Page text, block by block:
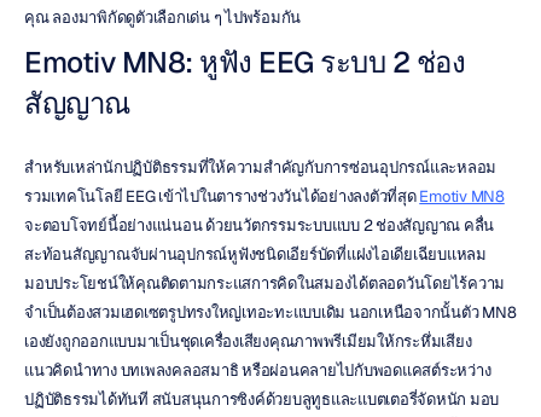
คุณ ลองมาพิกัดดูตัวเลือกเด่น ๆ ไปพร้อมกัน
Emotiv MN8: หูฟัง EEG ระบบ 2 ช่อง
สัญญาณ
สำหรับเหล่านักปฏิบัติธรรมที่ให้ความสำคัญกับการซ่อนอุปกรณ์และหลอม
รวมเทคโนโลยี EEG เข้าไปในตารางช่วงวันได้อย่างลงตัวที่สุด Emotiv MN8
จะตอบโจทย์นี้อย่างแน่นอน ด้วยนวัตกรรมระบบแบบ 2 ช่องสัญญาณ คลื่น
สะท้อนสัญญาณจับผ่านอุปกรณ์หูฟังชนิดเอียร์บัดที่แฝงไอเดียเฉียบแหลม
มอบประโยชน์ให้คุณติดตามกระแสการคิดในสมองได้ตลอดวันโดยไร้ความ
จำเป็นต้องสวมเฮดเซตรูปทรงใหญ่เทอะทะแบบเดิม นอกเหนือจากนั้นตัว MN8
เองยังถูกออกแบบมาเป็นชุดเครื่องเสียงคุณภาพพรีเมียมให้กระหึ่มเสียง
แนวคิดนำทาง บทเพลงคลอสมาธิ หรือผ่อนคลายไปกับพอดแคสต์ระหว่าง
ปฏิบัติธรรมได้ทันที สนับสนุนการซิงค์ด้วยบลูทูธและแบตเตอรี่จัดหนัก มอบ